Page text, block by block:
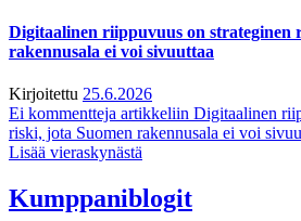
Digitaalinen riippuvuus on strateginen
rakennusala ei voi sivuuttaa
Kirjoitettu 25.6.2026
Ei kommentteja artikkeliin Digitaalinen
riski, jota Suomen rakennusala ei voi
Lisää vieraskynästä
Kumppaniblogit